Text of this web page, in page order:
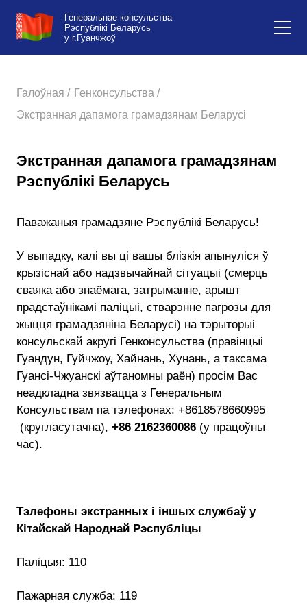
Генеральнае консульства
Рэспублікі Беларусь
у г.Гуанчжоў
Галоўная / Генконсульства /
Экстранная дапамога грамадзянам Беларусі
Экстранная дапамога грамадзянам
Рэспублікі Беларусь
Паважаныя грамадзяне Рэспублікі Беларусь!
У выпадку, калі вы ці вашы блізкія апынуліся ў
крызіснай або надзвычайнай сітуацыі (смерць
сваяка або знаёмага, затрыманне, арышт
прадстаўнікамі паліцыі, стварэнне пагрозы для
жыцця грамадзяніна Беларусі) на тэрыторыі
консульскай акругі Генконсульства (правінцыі
Гуандун, Гуйчжоу, Хайнань, Хунань, а таксама
Гуансі-Чжуанскі аўтаномны раён) просім Вас
неадкладна звязвацца з Генеральным
Консульствам па тэлефонах: +8618578660995
(кругласутачна), +86 2162360086 (у працоўны
час).
Тэлефоны экстранных і іншых службаў у
Кітайскай Народнай Рэспубліцы
Паліцыя: 110
Пажарная служба: 119